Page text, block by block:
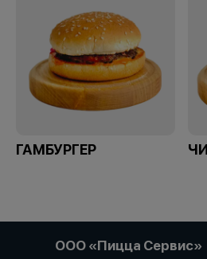
ГАМБУРГЕР
ООО «Пицца Сервис»